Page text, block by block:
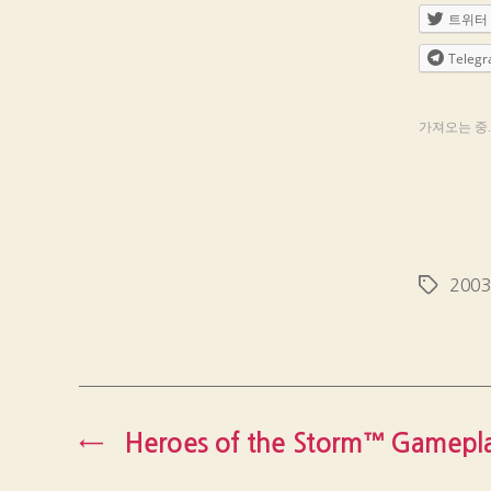
트위터
가져오는 중
Tags
← Heroes of the Storm™